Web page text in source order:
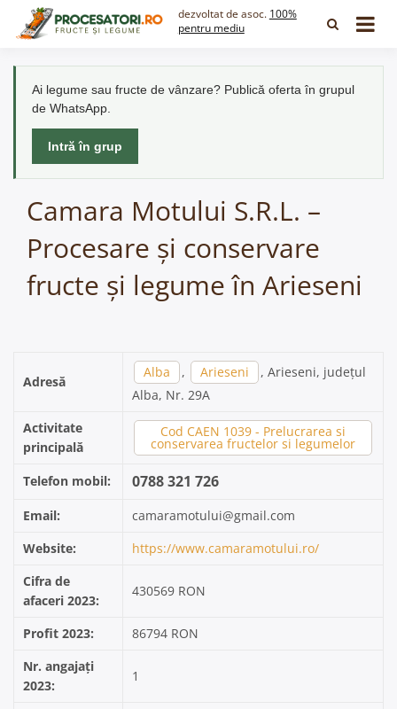
dezvoltat de asoc. 100%
pentru mediu
Ai legume sau fructe de vânzare? Publică oferta în grupul
de WhatsApp.
Intră în grup
Camara Motului S.R.L. –
Procesare și conservare
fructe și legume în Arieseni
Adresă
Alba , Arieseni
, Arieseni, județul
Alba, Nr. 29A
Activitate
principală
Cod CAEN 1039 - Prelucrarea si
conservarea fructelor si legumelor
Telefon mobil: 0788 321 726
Email:
camaramotului@gmail.com
Website:
https://www.camaramotului.ro/
Cifra de
afaceri 2023:
430569 RON
Profit 2023:
86794 RON
Nr. angajați
2023:
1